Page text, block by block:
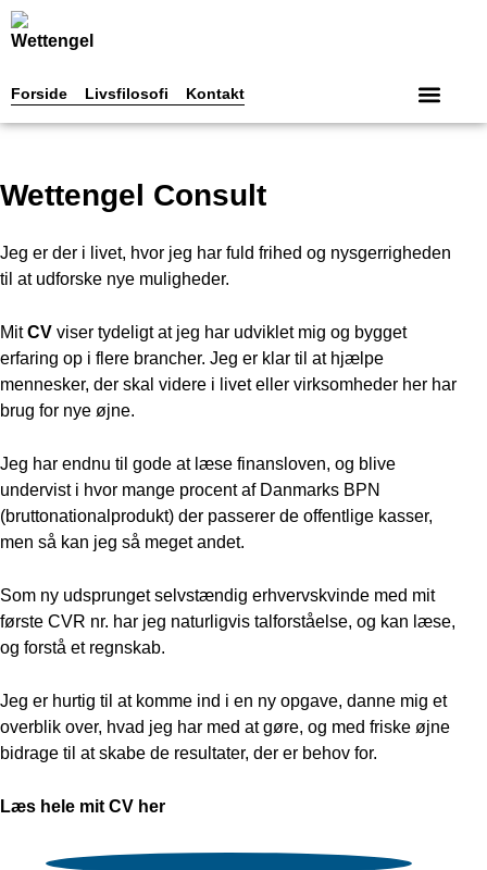
Forside Livsfilosofi Kontakt
Wettengel Consult
Jeg er der i livet, hvor jeg har fuld frihed og nysgerrigheden
til at udforske nye muligheder.
MitCV viser tydeligt at jeg har udviklet mig og bygget
erfaring op i flere brancher. Jeg er klar til at hjælpe
mennesker, der skal videre i livet eller virksomheder her har
brug for nye øjne.
Jeg har endnu til gode at læse finansloven, og blive
undervist i hvor mange procent af Danmarks BPN
(bruttonationalprodukt) der passerer de offentlige kasser,
men så kan jeg så meget andet.
Som ny udsprunget selvstændig erhvervskvinde med mit
første CVR nr. har jeg naturligvis talforståelse, og kan læse,
og forstå et regnskab.
Jeg er hurtig til at komme ind i en ny opgave, danne mig et
overblik over, hvad jeg har med at gøre, og med friske øjne
bidrage til at skabe de resultater, der er behov for.
Læs hele mit CV her